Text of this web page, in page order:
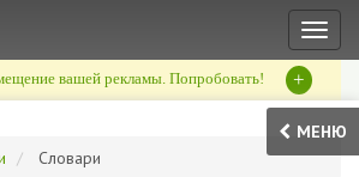
вашей рекламы. Попробовать! +
МЕНЮ
Словари